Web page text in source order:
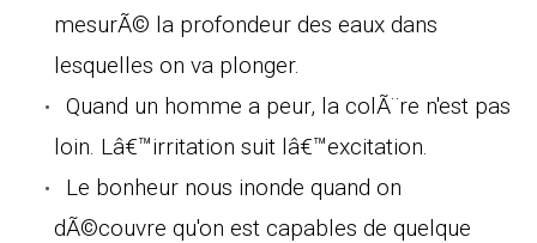
mesurÃ© la profondeur des eaux dans
lesquelles on va plonger.
Quand un homme a peur, la colÃ¨re n'est pas
loin. Lâ€™irritation suit lâ€™excitation.
Le bonheur nous inonde quand on
dÃ©couvre qu'on est capables de quelque